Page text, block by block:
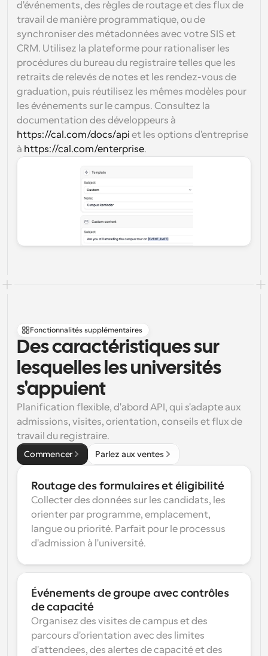
d'événements, des règles de routage et des flux de
travail de manière programmatique, ou de
synchroniser des métadonnées avec votre SIS et
CRM. Utilisez la plateforme pour rationaliser les
procédures du bureau du registraire telles que les
retraits de relevés de notes et les rendez-vous de
graduation, puis réutilisez les mêmes modèles pour
les événements sur le campus. Consultez la
https://cal.com/docs/api et les options d'entreprise
à https://cal.com/enterprise.
Fonctionnalités supplémentaires
Des caractéristiques sur
lesquelles les universités
s'appuient
Planification flexible, d'abord API, qui s'adapte aux
admissions, visites, orientation, conseils et flux de
travail du registraire.
Commencer Parlez aux ventes
Routage des formulaires et éligibilité
Collecter des données sur les candidats, les
orienter par programme, emplacement,
langue ou priorité. Parfait pour le processus
d'admission à l'université.
Événements de groupe avec contrôles
de capacité
Organisez des visites de campus et des
parcours d'orientation avec des limites
d'attendees, des alertes de capacité et des